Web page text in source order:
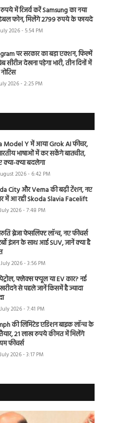
में रिजर्व करें Samsung का नया
फोन, मिलेंगे 2799 रुपये के फायदे
2026 - 5:54 PM
पर सरकार का बड़ा एक्शन, फिल्में
सीरीज देखना पड़ेगा भारी, तीन दिनों में
2026 - 2:25 PM
Model Y में आया Grok AI फीचर,
भाषाओं में कर सकेंगे बातचीत,
क्या-क्या बदलेगा
2026 - 6:42 PM
City और Verna की बढ़ी टेंशन, नए
में आ रही Skoda Slavia Facelift
2026 - 7:48 PM
ब्रेजा फेसलिफ्ट लॉन्च, नए फीचर्स
इंजन के साथ आई SUV, जानें क्या है
2026 - 3:56 PM
फ्लेक्स फ्यूल या EV कार? नई
से पहले जानें किसमें है ज्यादा
2026 - 7:41 PM
की लिमिटेड एडिशन बाइक लॉन्च के
21 लाख रुपये कीमत में मिलेंगे
फीचर्स
2026 - 3:17 PM